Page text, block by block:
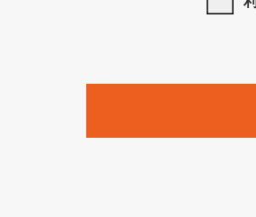
1. 「本サービス」とは、当社が提供する以下
みます）及びこれらサービスに関連して当社
「SEBook」「SEShop」「CodeZine」「